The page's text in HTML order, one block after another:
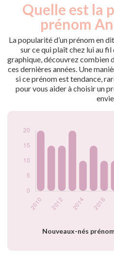
Quelle est la
prénom
La popularité d’un prénom en
sur ce qui plaît chez lui au fil
graphique, découvrez combien
ces dernières années. Une
si ce prénom est tendance,
pour vous aider à choisir un
Nouveaux-nés
Popularité du
Année
Nouveaux-
nés
2010
20
2011
15
2012
15
2013
20
2014
10
2015
15
2019
2020
2021
10